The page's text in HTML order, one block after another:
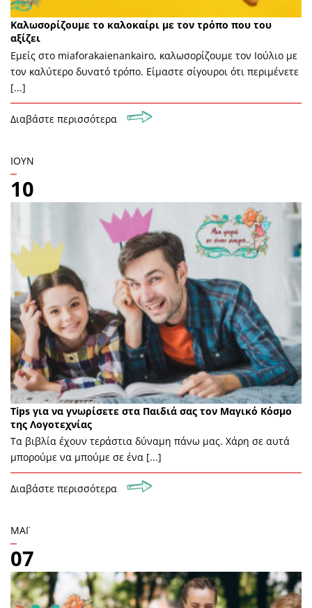
Καλωσορίζουμε το καλοκαίρι με τον τρόπο που του
αξίζει
Εμείς στο miaforakaienankairo, καλωσορίζουμε τον Ιούλιο με
τον καλύτερο δυνατό τρόπο. Είμαστε σίγουροι ότι περιμένετε
[...]
Διαβάστε περισσότερα
ΙΟΎΝ
10
Tips για να γνωρίσετε στα Παιδιά σας τον Μαγικό Κόσμο
της Λογοτεχνίας
Τα βιβλία έχουν τεράστια δύναμη πάνω μας. Χάρη σε αυτά
μπορούμε να μπούμε σε ένα [...]
Διαβάστε περισσότερα
ΜΆΙ
07